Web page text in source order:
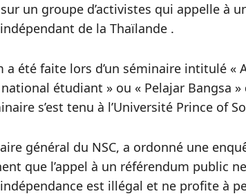
un groupe d’activistes qui appelle à
de la Thaïlande .
a été faite lors d’un séminaire intitulé «
étudiant » ou « Pelajar Bangsa
s’est tenu à l’Université Prince of
général du NSC, a ordonné une
que l’appel à un référendum public
est illégal et ne profite à